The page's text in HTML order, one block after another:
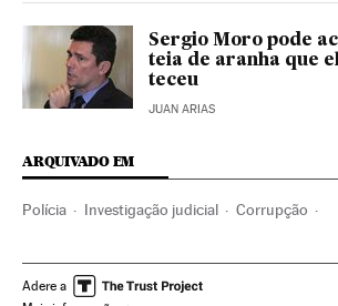
Sergio Moro pode
teia de aranha que
teceu
JUAN ARIAS
ARQUIVADO EM
Polícia Investigação judicial Corrupção
América Delitos Processo judicial
Adere a